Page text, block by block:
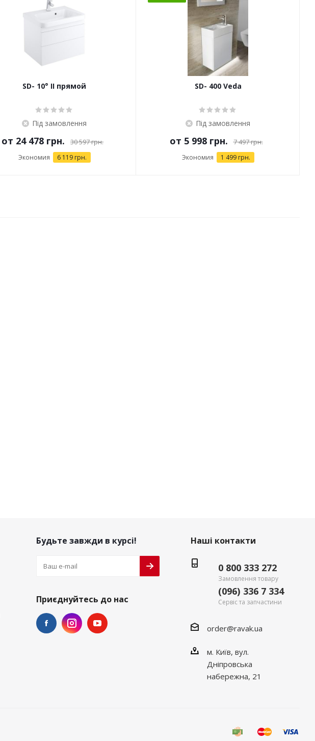
SD- 10° II прямой
Під замовлення
от 24 478 грн. 30 597 грн.
Экономия 6 119 грн.
SD- 400 Veda
Під замовлення
от 5 998 грн. 7 497 грн.
Экономия 1 499 грн.
Будьте завжди в курсі!
Приєднуйтесь до нас
Наші контакти
0 800 333 272
Замовлення товару
(096) 336 7 334
Сервіс та запчастини
order@ravak.ua
м. Київ, вул.
Дніпровська
набережна, 21